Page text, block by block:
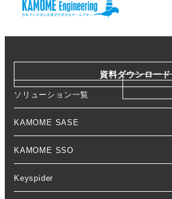
資料ダウンロード
ソリューション一覧
KAMOME SASE
KAMOME SSO
Keyspider